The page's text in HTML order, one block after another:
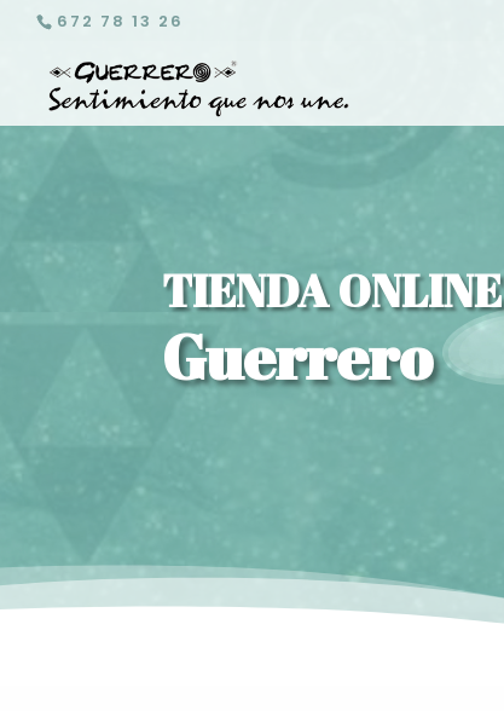
672 78 13 26
TIENDA ONLINE
Guerrero